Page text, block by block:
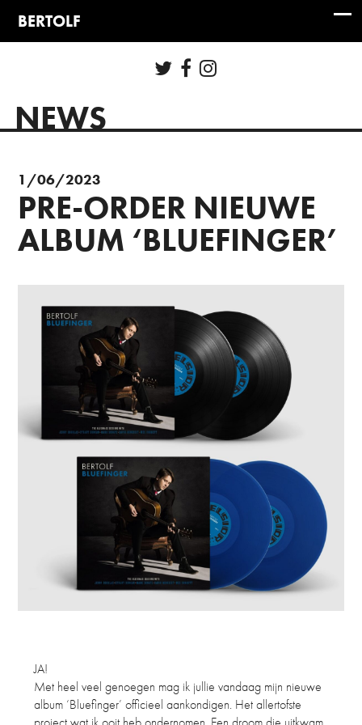
NEWS
1/06/2023
PRE-ORDER NIEUWE
ALBUM ‘BLUEFINGER’
JA!
Met heel veel genoegen mag ik jullie vandaag mijn nieuwe
album ‘Bluefinger’ officieel aankondigen. Het allertofste